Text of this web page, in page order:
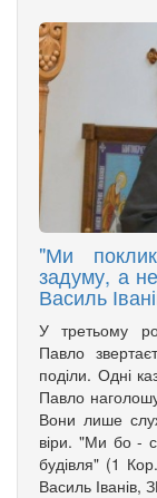
"Ми
задуму, а
Василь
У третьому
Павло
поділи. Одні
Павло
Вони лише
віри. "Ми бо -
будівля" (1
Василь Іванів,